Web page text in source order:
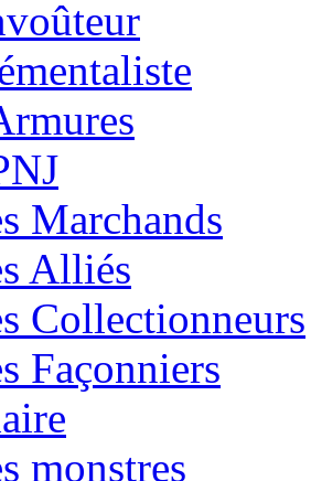
Marchands
Alliés
Collectionneurs
Façonniers
monstres